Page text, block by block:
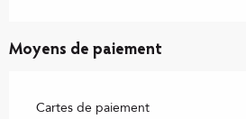
Moyens de paiement
Cartes de paiement